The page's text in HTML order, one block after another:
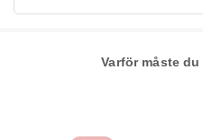
Varför måste